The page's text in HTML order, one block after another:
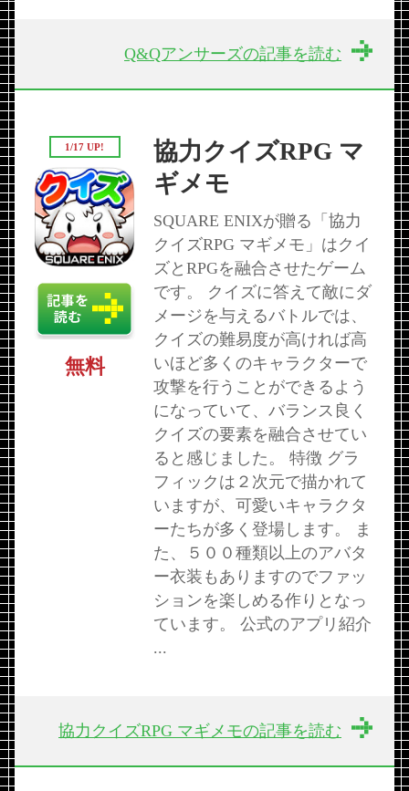
Q&Qアンサーズの記事を読む
協力クイズRPG マ
ギメモ
SQUARE ENIXが贈る「協力
クイズRPG マギメモ」はクイ
ズとRPGを融合させたゲーム
です。 クイズに答えて敵にダ
メージを与えるバトルでは、
クイズの難易度が高ければ高
いほど多くのキャラクターで
攻撃を行うことができるよう
になっていて、バランス良く
クイズの要素を融合させてい
ると感じました。 特徴 グラ
フィックは２次元で描かれて
いますが、可愛いキャラクタ
ーたちが多く登場します。 ま
た、５００種類以上のアバタ
ー衣装もありますのでファッ
ションを楽しめる作りとなっ
ています。 公式のアプリ紹介
...
1/17 UP!
無料
協力クイズRPG マギメモの記事を読む